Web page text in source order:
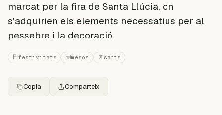
marcat per la fira de Santa Llúcia, on
s'adquirien els elements necessatius per al
pessebre i la decoració.
festivitats mesos sants
Copia Comparteix